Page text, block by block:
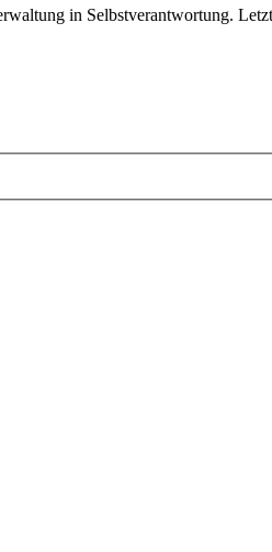
in Selbstverantwortung.